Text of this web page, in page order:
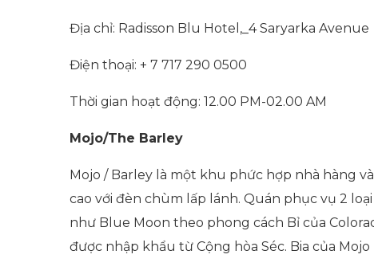
Địa chỉ: Radisson Blu Hotel,_4 Saryarka Avenue
Điện thoại: + 7 717 290 0500
Thời gian hoạt động: 12.00 PM-02.00 AM
Mojo/The Barley
Mojo / Barley là một khu phức hợp nhà hàng
cao với đèn chùm lấp lánh. Quán phục vụ 2
như Blue Moon theo phong cách Bỉ của
được nhập khẩu từ Cộng hòa Séc. Bia của